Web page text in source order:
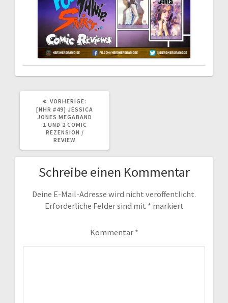
VORHERIGE:
BEITRAG:
[NHR #49] JESSICA
JONES MEGABAND
1 UND 2 COMIC
REZENSION /
REVIEW
Schreibe einen Kommentar
Deine E-Mail-Adresse wird nicht veröffentlicht.
Erforderliche Felder sind mit * markiert
Kommentar *